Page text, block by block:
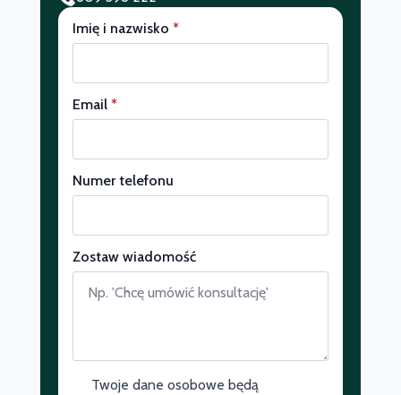
Imię i nazwisko *
Email *
Numer telefonu
Zostaw wiadomość
Twoje dane osobowe będą